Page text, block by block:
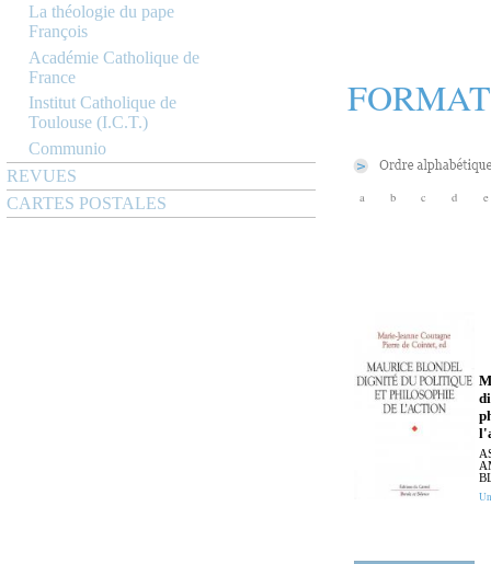
La théologie du pape
François
Académie Catholique de
France
Institut Catholique de
Toulouse (I.C.T.)
Communio
REVUES
CARTES POSTALES
a b c d e